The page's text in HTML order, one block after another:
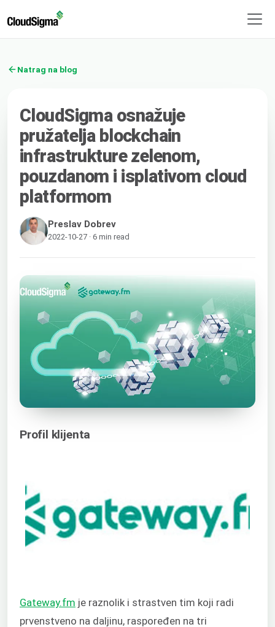
Natrag na blog
CloudSigma osnažuje
pružatelja blockchain
infrastrukture zelenom,
pouzdanom i isplativom cloud
platformom
Preslav Dobrev
2022-10-27 · 6 min read
Profil klijenta
Gateway.fm je raznolik i strastven tim koji radi
prvenstveno na daljinu, raspoređen na tri